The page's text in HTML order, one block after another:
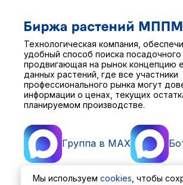
Технологическая компания,
удобный способ поиска
продвигающая на рынок концепцию
данных растений, где все участники
профессионального рынка могут
информации о ценах, текущих
планируемом производстве.
Группа в MAX
Мы используем cookies , чтобы